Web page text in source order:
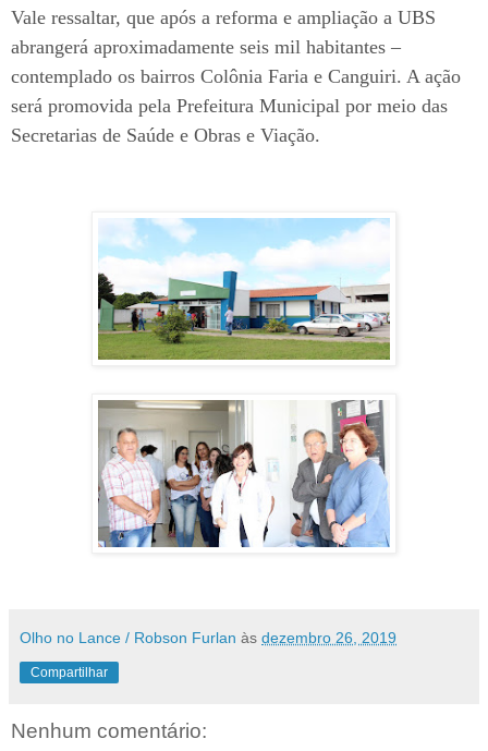
Vale ressaltar, que após a reforma e ampliação a UBS
abrangerá aproximadamente seis mil habitantes –
contemplado os bairros Colônia Faria e Canguiri. A ação
será promovida pela Prefeitura Municipal por meio das
Secretarias de Saúde e Obras e Viação.
Olho no Lance / Robson Furlan às dezembro 26, 2019
Compartilhar
Nenhum comentário: